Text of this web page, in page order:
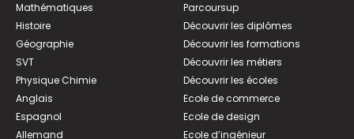
Mathématiques
Histoire
Géographie
SVT
Physique Chimie
Anglais
Espagnol
Allemand
Parcoursup
Découvrir les diplômes
Découvrir les formations
Découvrir les métiers
Découvrir les écoles
Ecole de commerce
Ecole de design
Ecole d’ingénieur